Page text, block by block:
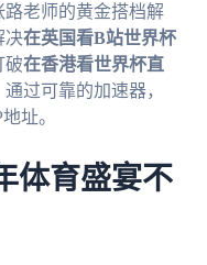
老师的黄金搭档解
决在英国看B站世界杯
破在香港看世界杯直
过可靠的加速器，
址。
体育盛宴不